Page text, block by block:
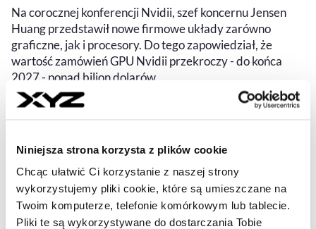
Niniejsza strona korzysta z plików cookie
Chcąc ułatwić Ci korzystanie z naszej strony
wykorzystujemy pliki cookie, które są umieszczane na
Twoim komputerze, telefonie komórkowym lub tablecie.
Pliki te są wykorzystywane do dostarczania Tobie
Na corocznej konferencji Nvidii, szef koncernu Jensen
Huang przedstawił nowe firmowe układy zarówno
graficzne, jak i procesory. Do tego zapowiedział, że
wartość zamówień GPU Nvidii przekroczy - do końca
2027 - ponad bilion dolarów.
ANDRZEJ MĘŻYŃSKI